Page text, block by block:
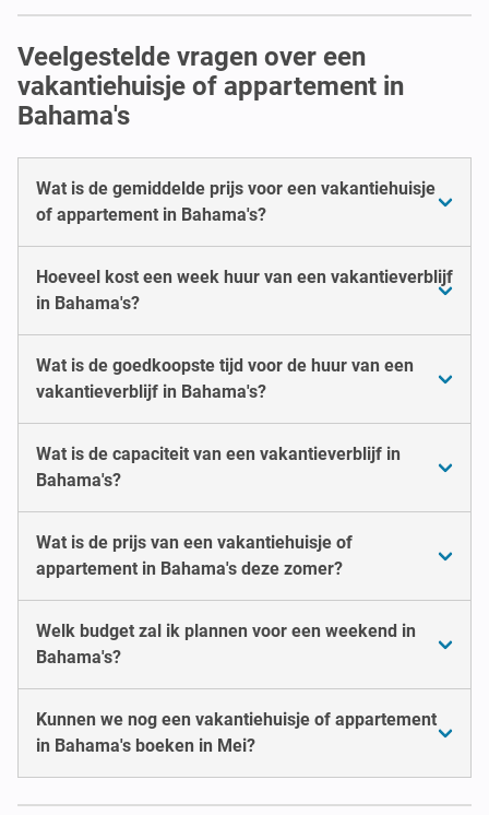
Veelgestelde vragen over een
vakantiehuisje of appartement in
Bahama's
Wat is de gemiddelde prijs voor een vakantiehuisje
of appartement in Bahama's?
Hoeveel kost een week huur van een vakantieverblijf
in Bahama's?
Wat is de goedkoopste tijd voor de huur van een
vakantieverblijf in Bahama's?
Wat is de capaciteit van een vakantieverblijf in
Bahama's?
Wat is de prijs van een vakantiehuisje of
appartement in Bahama's deze zomer?
Welk budget zal ik plannen voor een weekend in
Bahama's?
Kunnen we nog een vakantiehuisje of appartement
in Bahama's boeken in Mei?